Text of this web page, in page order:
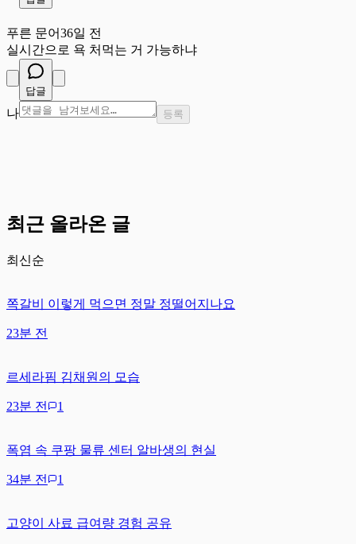
푸른 문어36일 전
실시간으로 욕 처먹는 거 가능하냐
답글
나 등록
최근 올라온 글
최신순
쪽갈비 이렇게 먹으면 정말 정떨어지나요
23분 전
르세라핌 김채원의 모습
23분 전 1
폭염 속 쿠팡 물류 센터 알바생의 현실
34분 전 1
고양이 사료 급여량 경험 공유